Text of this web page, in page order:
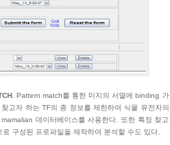
Pattern match를 통한 미지의 서열에 binding 가
고자 하는 TF의 종 정보를 제한하여 식물 유전자의
데이터베이스를 사용한다. 또한 특정 찾고
구성된 프로파일을 제작하여 분석할 수도 있다.